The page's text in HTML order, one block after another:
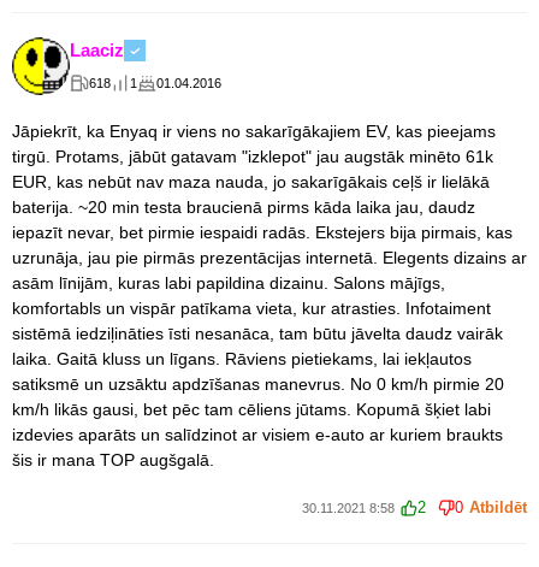
Laaciz
618 1 01.04.2016
Jāpiekrīt, ka Enyaq ir viens no sakarīgākajiem EV, kas pieejams
tirgū. Protams, jābūt gatavam "izklepot" jau augstāk minēto 61k
EUR, kas nebūt nav maza nauda, jo sakarīgākais ceļš ir lielākā
baterija. ~20 min testa braucienā pirms kāda laika jau, daudz
iepazīt nevar, bet pirmie iespaidi radās. Ekstejers bija pirmais, kas
uzrunāja, jau pie pirmās prezentācijas internetā. Elegents dizains ar
asām līnijām, kuras labi papildina dizainu. Salons mājīgs,
komfortabls un vispār patīkama vieta, kur atrasties. Infotaiment
sistēmā iedziļināties īsti nesanāca, tam būtu jāvelta daudz vairāk
laika. Gaitā kluss un līgans. Rāviens pietiekams, lai iekļautos
satiksmē un uzsāktu apdzīšanas manevrus. No 0 km/h pirmie 20
km/h likās gausi, bet pēc tam cēliens jūtams. Kopumā šķiet labi
izdevies aparāts un salīdzinot ar visiem e-auto ar kuriem braukts
šis ir mana TOP augšgalā.
30.11.2021 8:58 2 0 Atbildēt